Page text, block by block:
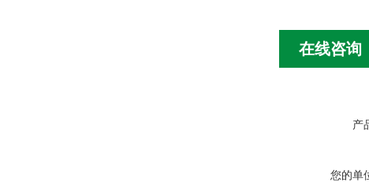
在线咨询
产
您的单